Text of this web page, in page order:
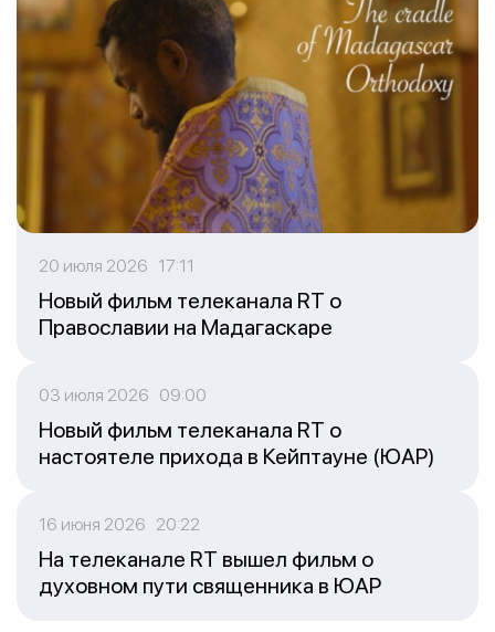
20 июля 2026 17:11
Новый фильм телеканала RT о
Православии на Мадагаскаре
03 июля 2026 09:00
Новый фильм телеканала RT о
настоятеле прихода в Кейптауне (ЮАР)
16 июня 2026 20:22
На телеканале RT вышел фильм о
духовном пути священника в ЮАР